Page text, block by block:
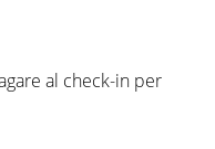
al check-in per